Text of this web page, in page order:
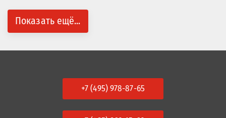
Показать ещё...
+7 (495) 978-87-65